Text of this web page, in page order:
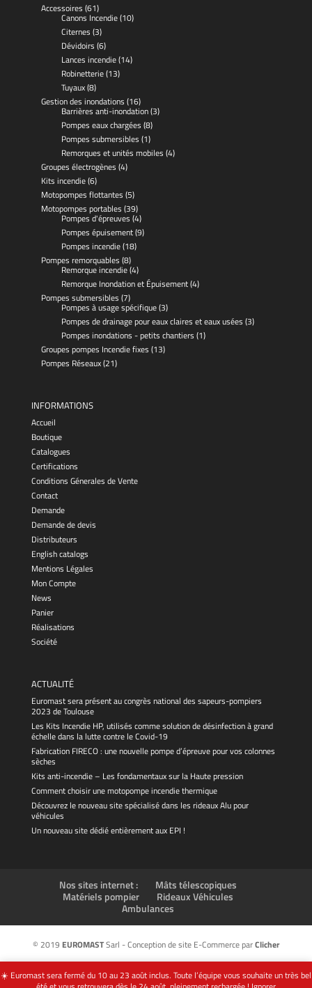
Accessoires (61)
Canons Incendie(10)
Citernes (3)
Dévidoirs (6)
Lances incendie(14)
Robinetterie(13)
Tuyaux(8)
Gestion des inondations (16)
Barrières anti-inondation(3)
Pompes eaux chargées (8)
Pompes submersibles (1)
Remorques et unités mobiles (4)
Groupes électrogènes (4)
Kits incendie(6)
Motopompes flottantes (5)
Motopompes portables (39)
Pompes d'épreuves (4)
Pompes épuisement(9)
Pompes incendie(18)
Pompes remorquables (8)
Remorque incendie(4)
Remorque Inondation et Épuisement(4)
Pompes submersibles (7)
Pompes à usage spécifique(3)
Pompes de drainage pour eaux claires et eaux usées (3)
Pompes inondations - petits chantiers (1)
Groupes pompes Incendie fixes (13)
Pompes Réseaux(21)
INFORMATIONS
Accueil
Boutique
Catalogues
Certifications
Conditions Génerales de Vente
Contact
Demande
Demande de devis
Distributeurs
English catalogs
Mentions Légales
Mon Compte
News
Panier
Réalisations
Société
ACTUALITÉ
Euromast sera présent au congrès national des sapeurs-pompiers
2023 de Toulouse
Les Kits Incendie HP, utilisés comme solution de désinfection à grand
échelle dans la lutte contre le Covid-19
Fabrication FIRECO : une nouvelle pompe d’épreuve pour vos colonnes
sèches
Kits anti-incendie – Les fondamentaux sur la Haute pression
Comment choisir une motopompe incendie thermique
Découvrez le nouveau site spécialisé dans les rideaux Alu pour
véhicules
Un nouveau site dédié entièrement aux EPI !
Nos sites internet :
Mâts télescopiques
Matériels pompier
Rideaux Véhicules
Ambulances
© 2019 EUROMASTSarl - Conception de site E-Commerce parClicher
☀️ Euromast sera fermé du 10 au 23 août inclus. Toute l’équipe vous souhaite un très bel